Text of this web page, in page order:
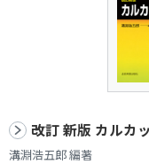
改訂 新版 カルカ
溝淵浩五郎 編著